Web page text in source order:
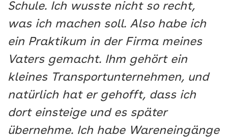
Schule. Ich wusste nicht so recht,
was ich machen soll. Also habe ich
ein Praktikum in der Firma meines
Vaters gemacht. Ihm gehört ein
kleines Transportunternehmen, und
natürlich hat er gehofft, dass ich
dort einsteige und es später
übernehme. Ich habe Wareneingänge